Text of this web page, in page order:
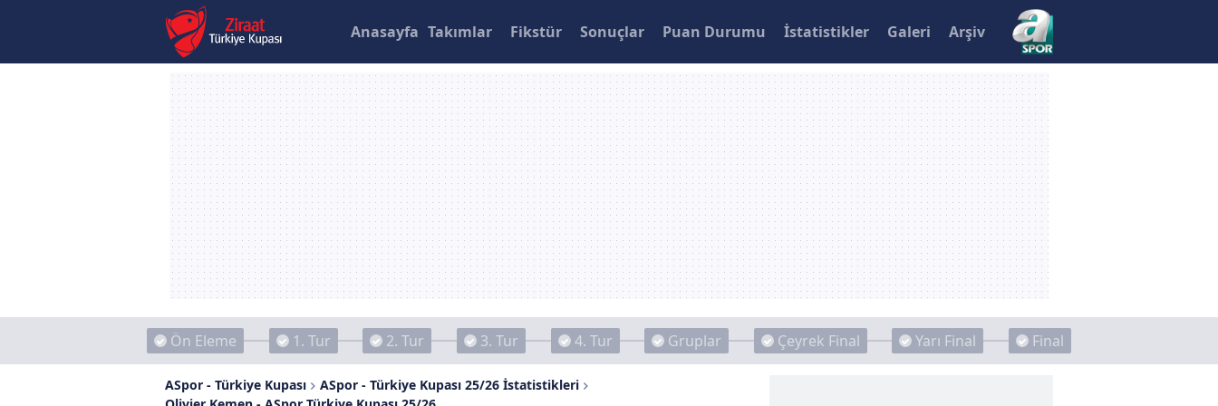
Anasayfa Takımlar Fikstür Sonuçlar Puan Durumu İstatistikler Galeri Arşiv
Ön Eleme 1. Tur 2. Tur 3. Tur 4. Tur Gruplar Çeyrek Final Yarı Final Final
ASpor - Türkiye Kupası
ASpor - Türkiye Kupası 25/26 İstatistikleri